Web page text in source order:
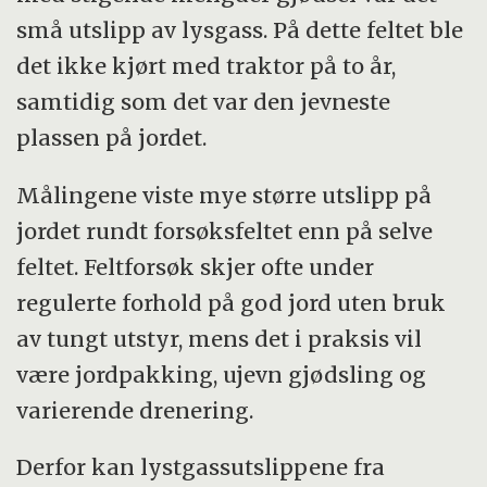
små utslipp av lysgass. På dette feltet ble
det ikke kjørt med traktor på to år,
samtidig som det var den jevneste
plassen på jordet.
Målingene viste mye større utslipp på
jordet rundt forsøksfeltet enn på selve
feltet. Feltforsøk skjer ofte under
regulerte forhold på god jord uten bruk
av tungt utstyr, mens det i praksis vil
være jordpakking, ujevn gjødsling og
varierende drenering.
Derfor kan lystgassutslippene fra